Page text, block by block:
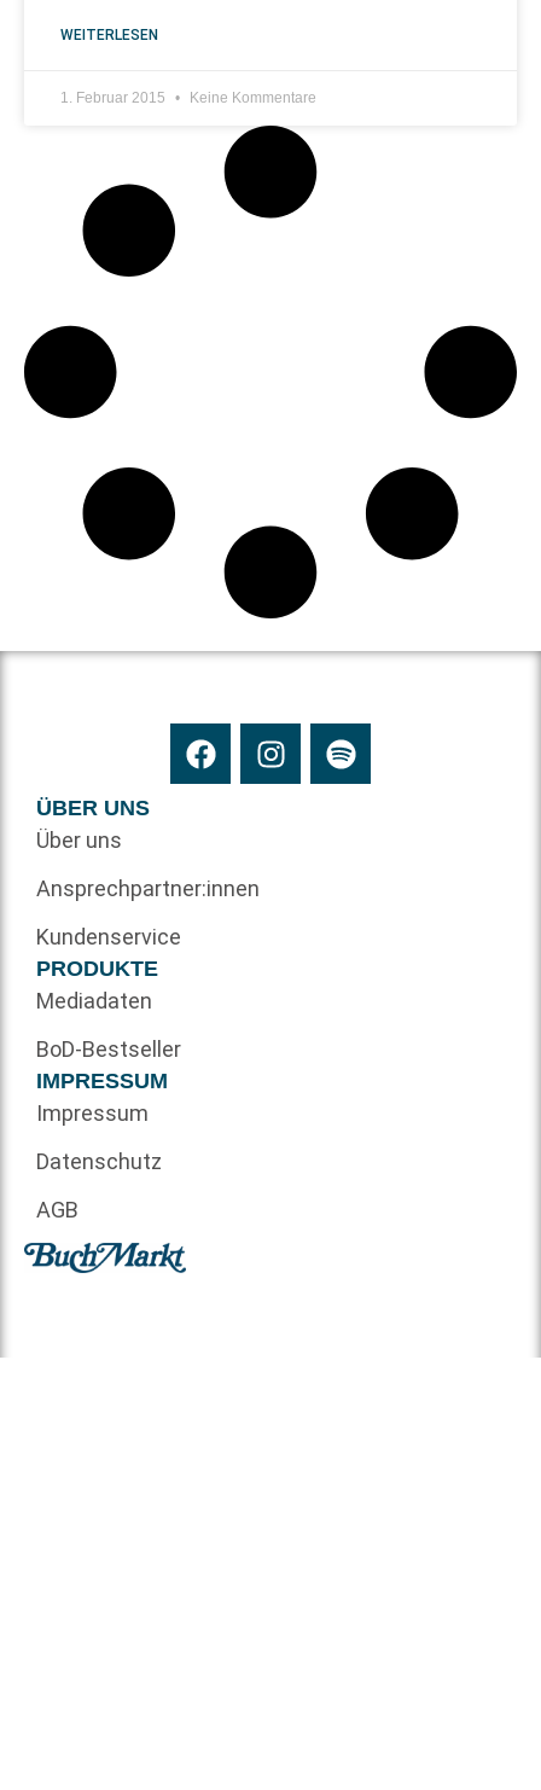
WEITERLESEN
1. Februar 2015 Keine Kommentare
ÜBER UNS
Über uns
Ansprechpartner:innen
Kundenservice
PRODUKTE
Mediadaten
BoD-Bestseller
IMPRESSUM
Impressum
Datenschutz
AGB